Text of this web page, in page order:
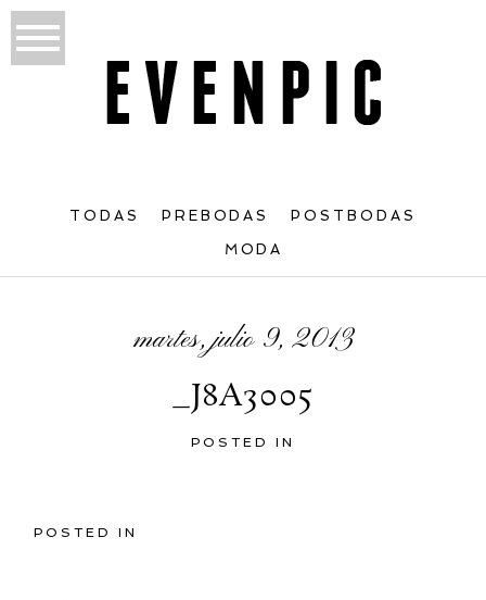
TODAS PREBODAS POSTBODAS
MODA
martes, julio 9, 2013
_J8A3005
POSTED IN
POSTED IN